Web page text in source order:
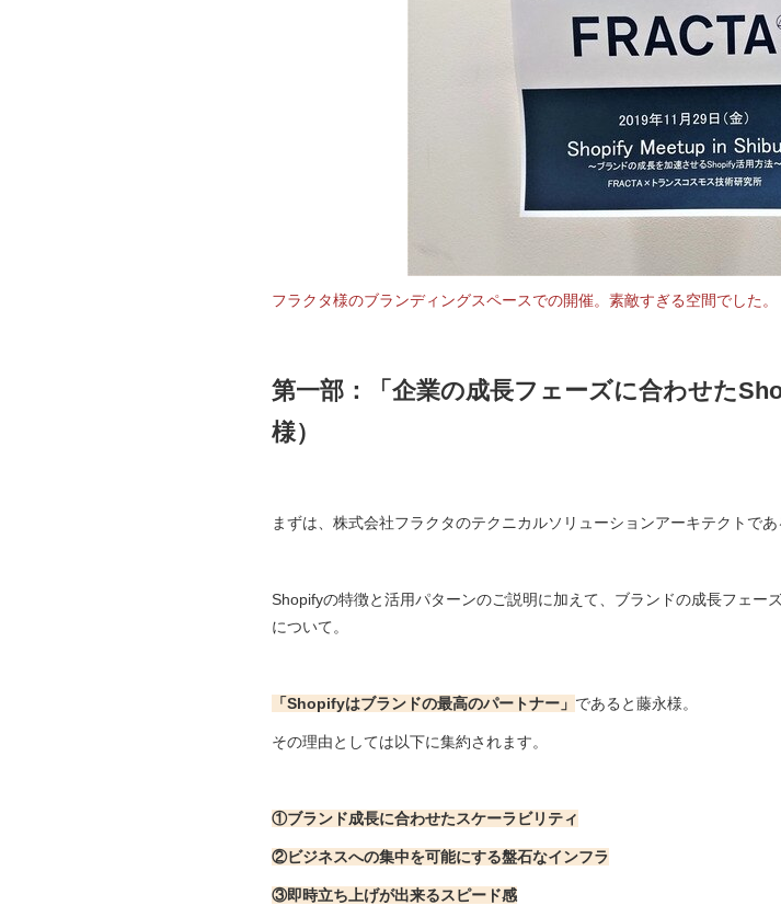
フラクタ様のブランディングスペースでの開催。素敵すぎる空間でした。
第一部：「企業の成長フェーズに合わせた
様）
まずは、株式会社フラクタのテクニカルソリューションアーキテクトで
Shopifyの特徴と活用パターンのご説明に加えて、ブランドの成長フェー
について。
「Shopifyはブランドの最高のパートナー」 であると藤永様。
その理由としては以下に集約されます。
①ブランド成長に合わせたスケーラビリティ
②ビジネスへの集中を可能にする盤石なインフラ
③即時立ち上げが出来るスピード感